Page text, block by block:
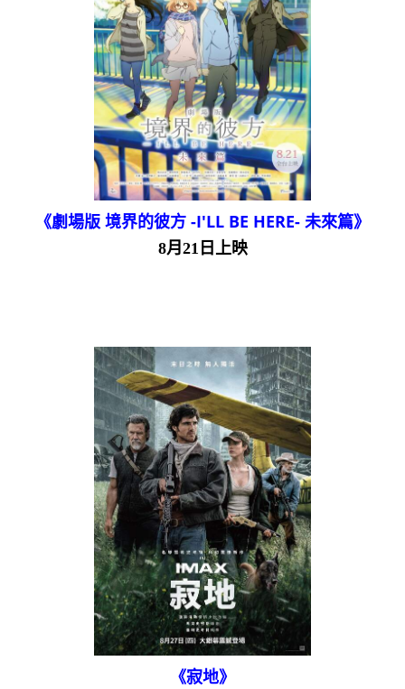
《劇場版 境界的彼方 -I'LL BE HERE- 未來篇》
8月21日上映
《寂地》